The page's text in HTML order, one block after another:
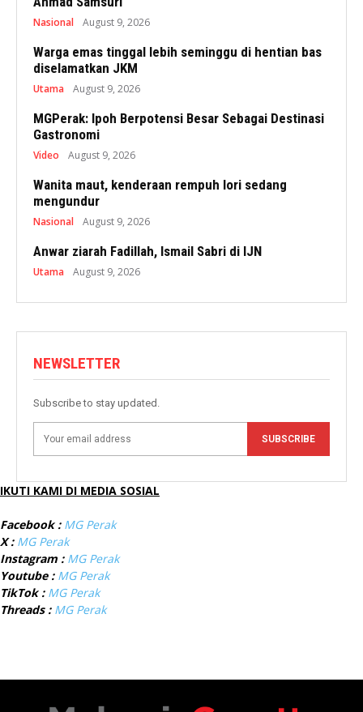
Nasional August 9, 2026
Warga emas tinggal lebih seminggu di hentian bas
diselamatkan JKM
Utama August 9, 2026
MGPerak: Ipoh Berpotensi Besar Sebagai Destinasi
Gastronomi
Video August 9, 2026
Wanita maut, kenderaan rempuh lori sedang
mengundur
Nasional August 9, 2026
Anwar ziarah Fadillah, Ismail Sabri di IJN
Utama August 9, 2026
NEWSLETTER
Subscribe to stay updated.
SUBSCRIBE
IKUTI KAMI DI MEDIA SOSIAL
Facebook : MG Perak
X : MG Perak
Instagram : MG Perak
Youtube : MG Perak
TikTok : MG Perak
Threads : MG Perak